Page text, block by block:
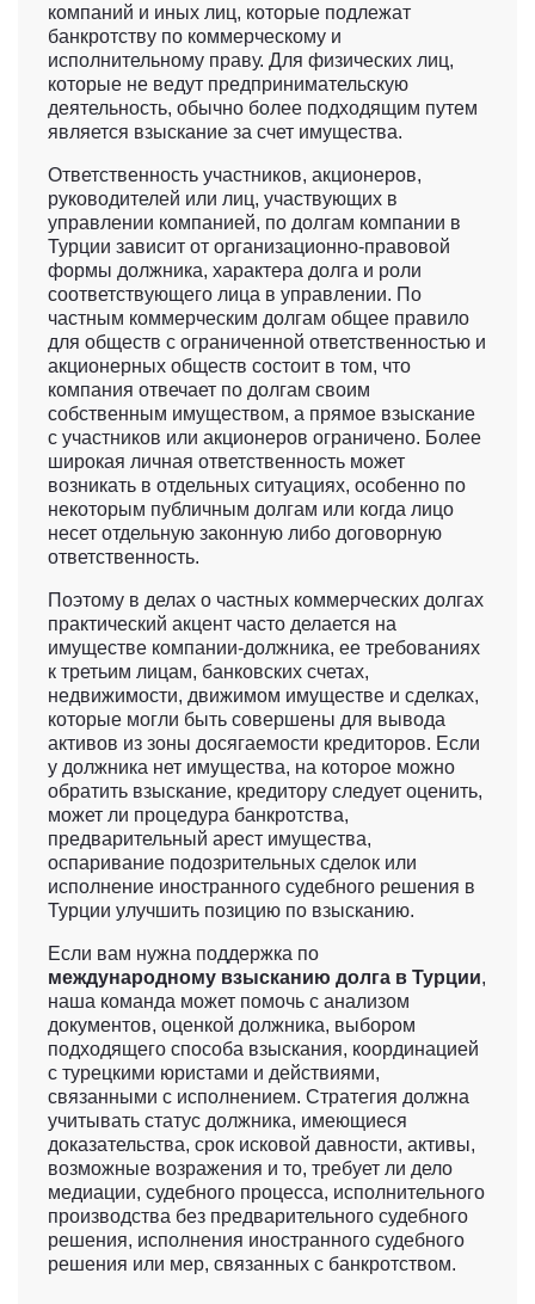
компаний и иных лиц, которые подлежат
банкротству по коммерческому и
исполнительному праву. Для физических лиц,
которые не ведут предпринимательскую
деятельность, обычно более подходящим путем
является взыскание за счет имущества.
Ответственность участников, акционеров,
руководителей или лиц, участвующих в
управлении компанией, по долгам компании в
Турции зависит от организационно-правовой
формы должника, характера долга и роли
соответствующего лица в управлении. По
частным коммерческим долгам общее правило
для обществ с ограниченной ответственностью и
акционерных обществ состоит в том, что
компания отвечает по долгам своим
собственным имуществом, а прямое взыскание
с участников или акционеров ограничено. Более
широкая личная ответственность может
возникать в отдельных ситуациях, особенно по
некоторым публичным долгам или когда лицо
несет отдельную законную либо договорную
ответственность.
Поэтому в делах о частных коммерческих долгах
практический акцент часто делается на
имуществе компании-должника, ее требованиях
к третьим лицам, банковских счетах,
недвижимости, движимом имуществе и сделках,
которые могли быть совершены для вывода
активов из зоны досягаемости кредиторов. Если
у должника нет имущества, на которое можно
обратить взыскание, кредитору следует оценить,
может ли процедура банкротства,
предварительный арест имущества,
оспаривание подозрительных сделок или
исполнение иностранного судебного решения в
Турции улучшить позицию по взысканию.
Если вам нужна поддержка по
международному взысканию долга в Турции,
наша команда может помочь с анализом
документов, оценкой должника, выбором
подходящего способа взыскания, координацией
с турецкими юристами и действиями,
связанными с исполнением. Стратегия должна
учитывать статус должника, имеющиеся
доказательства, срок исковой давности, активы,
возможные возражения и то, требует ли дело
медиации, судебного процесса, исполнительного
производства без предварительного судебного
решения, исполнения иностранного судебного
решения или мер, связанных с банкротством.